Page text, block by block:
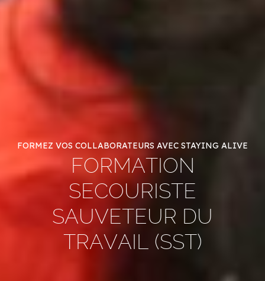
FORMEZ VOS COLLABORATEURS AVEC STAYING ALIVE
FORMATION
SECOURISTE
SAUVETEUR DU
TRAVAIL (SST)